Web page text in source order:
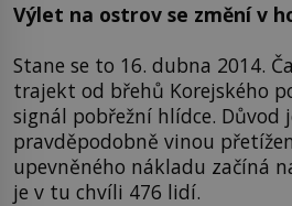
Výlet na ostrov se změní v
Stane se to 16. dubna 2014.
trajekt od břehů Korejského
signál pobřežní hlídce. Důvod
pravděpodobně vinou
upevněného nákladu začíná
je v tu chvíli 476 lidí.